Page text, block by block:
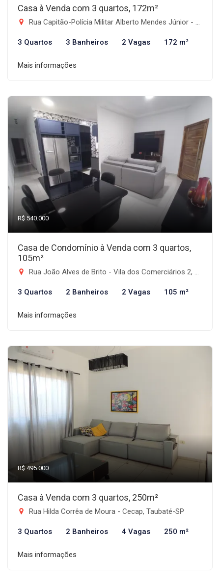
Casa à Venda com 3 quartos, 172m²
Rua Capitão-Polícia Militar Alberto Mendes Júnior - Jardim de Alah, Taubaté-SP
3 Quartos 3 Banheiros 2 Vagas 172 m²
Mais informações
R$ 540.000
Casa de Condomínio à Venda com 3 quartos,
105m²
Rua João Alves de Brito - Vila dos Comerciários 2, Taubaté-SP
3 Quartos 2 Banheiros 2 Vagas 105 m²
Mais informações
R$ 495.000
Casa à Venda com 3 quartos, 250m²
Rua Hilda Corrêa de Moura - Cecap, Taubaté-SP
3 Quartos 2 Banheiros 4 Vagas 250 m²
Mais informações